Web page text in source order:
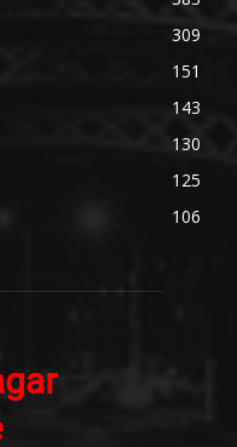
309
151
143
130
125
106